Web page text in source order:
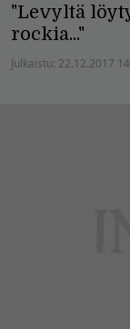
"Levyltä
rockia..."
Julkaistu: 22.12.2017